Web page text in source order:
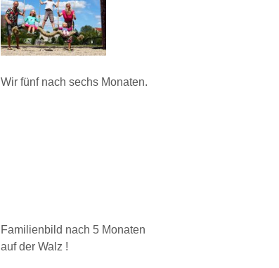
Wir fünf nach sechs Monaten.
Familienbild nach 5 Monaten
auf der Walz !